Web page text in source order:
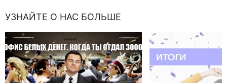
УЗНАЙТЕ О НАС БОЛЬШЕ